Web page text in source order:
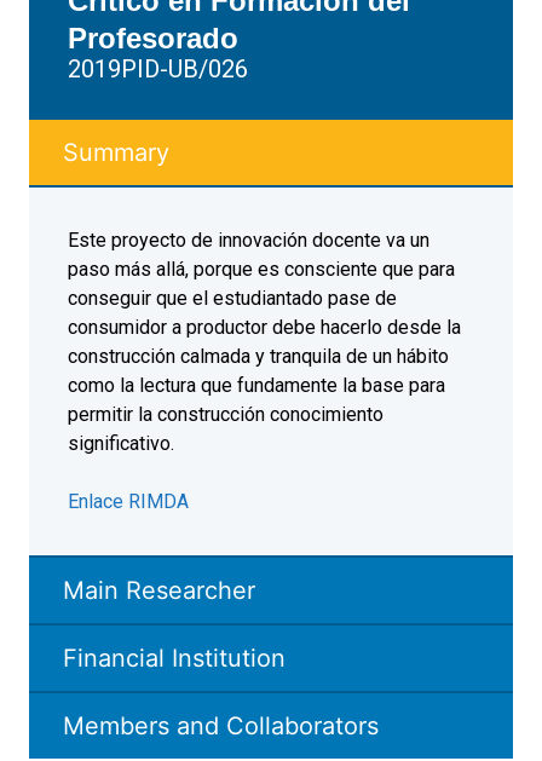
Profesorado
2019PID-UB/026
Summary
Main Researcher
Financial Institution
Members and Collaborators
Este proyecto de innovación docente va un
paso más allá, porque es consciente que para
conseguir que el estudiantado pase de
consumidor a productor debe hacerlo desde la
construcción calmada y tranquila de un hábito
como la lectura que fundamente la base para
permitir la construcción conocimiento
significativo.
Enlace RIMDA